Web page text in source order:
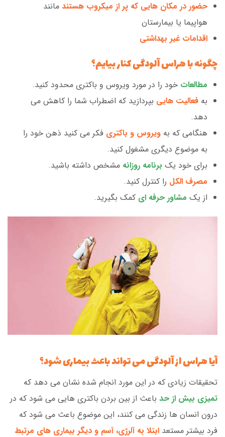
حضور در مکان هایی که پر از میکروب هستند مانند
هواپیما یا بیمارستان
اقدامات غیر بهداشتی
چگونه با هراس آلودگی کنار بیایم؟
مطالعات خود را در مورد ویروس و باکتری محدود کنید.
به فعالیت هایی بپردازید که اضطراب شما را کاهش می
دهد.
هنگامی که به ویروس و باکتری فکر می کنید ذهن خود را
به موضوع دیگری مشغول کنید.
برای خود یک برنامه روزانه مشخص داشته باشید.
مصرف الکل را کنترل کنید.
از یک مشاور حرفه ای کمک بگیرید.
آیا هراس از آلودگی می تواند باعث بیماری شود؟
تحقیقات زیادی که در این مورد انجام شده نشان می دهد که
تمیزی بیش از حد باعث از بین بردن باکتری هایی می شود که در
درون انسان ها زندگی می کنند، این موضوع باعث می شود که
فرد بیشتر مستعد ابتلا به آلرژی، آسم و دیگر بیماری های مرتبط